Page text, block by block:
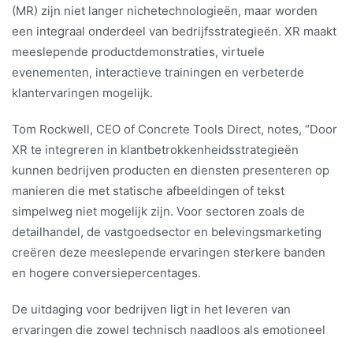
(MR) zijn niet langer nichetechnologieën, maar worden
een integraal onderdeel van bedrijfsstrategieën. XR maakt
meeslepende productdemonstraties, virtuele
evenementen, interactieve trainingen en verbeterde
klantervaringen mogelijk.
Tom Rockwell, CEO of Concrete Tools Direct, notes, “Door
XR te integreren in klantbetrokkenheidsstrategieën
kunnen bedrijven producten en diensten presenteren op
manieren die met statische afbeeldingen of tekst
simpelweg niet mogelijk zijn. Voor sectoren zoals de
detailhandel, de vastgoedsector en belevingsmarketing
creëren deze meeslepende ervaringen sterkere banden
en hogere conversiepercentages.
De uitdaging voor bedrijven ligt in het leveren van
ervaringen die zowel technisch naadloos als emotioneel